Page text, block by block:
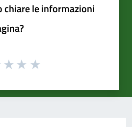
chiare le informazioni